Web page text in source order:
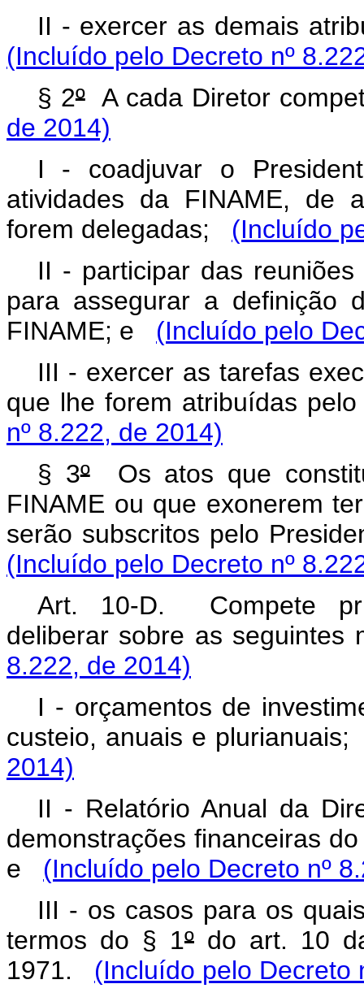
II - exercer as demais
(Incluído pelo Decreto nº
§ 2ºA cada Diretor
de 2014)
I - coadjuvar o
atividades da FINAME, de
forem delegadas; (Incluído
II - participar das
para assegurar a definição
FINAME; e (Incluído pelo
III - exercer as tarefas
que lhe forem atribuídas
nº 8.222, de 2014)
§ 3ºOs atos que
FINAME ou que exonerem
serão subscritos pelo
(Incluído pelo Decreto nº
Art. 10-D. Compete
deliberar sobre as
8.222, de 2014)
I - orçamentos de
custeio, anuais e
2014)
II - Relatório Anual da
demonstrações financeiras
e (Incluído pelo Decreto nº
III - os casos para os
termos do § 1º do art. 10
1971. (Incluído pelo Decreto